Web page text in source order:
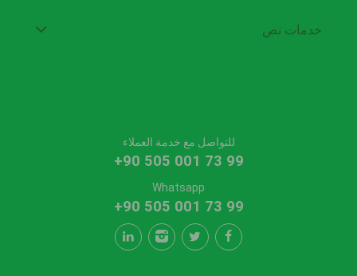
خدمات نص
للتواصل مع خدمة العملاء
+90 505 001 73 99
Whatsapp
+90 505 001 73 99